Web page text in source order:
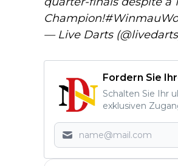
Champion!
— Live Darts
Fordern Sie
Schalten Sie Ihr
exklusiven